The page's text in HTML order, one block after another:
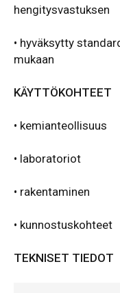
hengitysvastuksen
• hyväksytty
mukaan
KÄYTTÖKOHTEET
• kemianteollisuus
• laboratoriot
• rakentaminen
• kunnostuskohteet
TEKNISET TIEDOT